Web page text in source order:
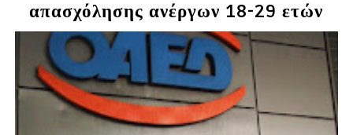
απασχόλησης ανέργων 18-29 ετών